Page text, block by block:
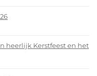
heerlijk Kerstfeest en het